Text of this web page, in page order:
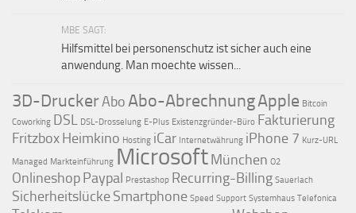
MBE SAGT:
Hilfsmittel bei personenschutz ist sicher auch eine
anwendung. Man moechte wissen...
3D-Drucker Abo Abo-AbrechnungApple Bitcoin
Coworking DSL DSL-Drosselung E-Plus Existenzgründer-Büro Fakturierung
Fritzbox Heimkino Hosting iCar Internetwährung iPhone 7 Kurz-URL
Managed Markteinführung Microsoft München O2
Onlineshop Paypal Prestashop Recurring-Billing Sauerlach
Sicherheitslücke Smartphone Speed Support Systemhaus Telefonica